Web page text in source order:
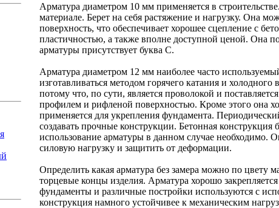
Арматура диаметром 10 мм применяется в
материале. Берет на себя растяжение и нагрузку. Она
поверхность, что обеспечивает хорошее сцепление с
пластичностью, а также вполне доступной ценой. Она
арматуры присутствует буква С.
Арматура диаметром 12 мм наиболее часто
изготавливаться методом горячего катания и
потому что, по сути, является проволокой и
профилем и рифленой поверхностью. Кроме этого она
применяется для укрепления фундамента.
создавать прочные конструкции. Бетонная конструкция
использование арматуры в данном случае необходимо.
силовую нагрузку и защитить от деформации.
Определить какая арматура без замера можно по цвету
торцевые концы изделия. Арматура хорошо
фундаменты и различные постройки используются с
конструкция намного устойчивее к механическим